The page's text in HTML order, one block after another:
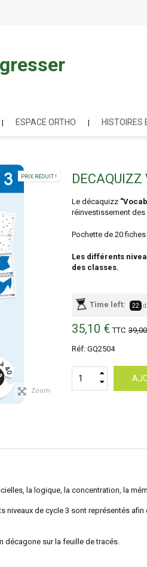
ESPACE ORTHO HISTOIRES
PRIX RÉDUIT !
Zoom
DECAQUIZZ
Le décaquizz
réinvestissement
Pochette de 20
Les différents
des classes.
Time left: 22 d.
35,10 € TTC
Réf: GQ2504
la logique, la concentration, la
de cycle 3 sont représentés
décagone sur la feuille de tracés.